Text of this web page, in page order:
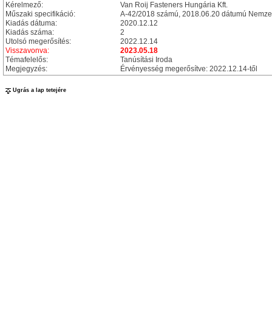
Kérelmező:
Van Roij Fasteners Hungária Kft.
Műszaki specifikáció:
A-42/2018 számú, 2018.06.20 dátumú
Kiadás dátuma:
2020.12.12
Kiadás száma:
2
Utolsó megerősítés:
2022.12.14
Visszavonva:
2023.05.18
Témafelelős:
Tanúsítási Iroda
Megjegyzés:
Érvényesség megerősítve: 2022.12.14-től
Ugrás a lap tetejére